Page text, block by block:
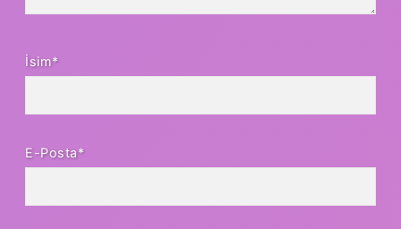
İsim*
E-Posta*